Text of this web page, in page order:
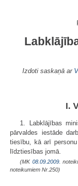
Izdoti saskaņā ar
I.
1. Labklājības
pārvaldes iestāde
tiesību, kā arī
līdztiesības jomā.
(MK 08.09.2009.
noteikumiem Nr.250)